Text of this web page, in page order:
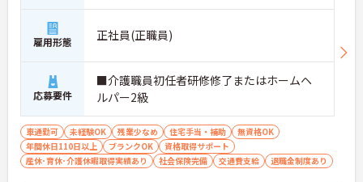
雇用形態 正社員(正職員)
応募要件
■介護職員初任者研修修了またはホームヘ
ルパー2級
車通勤可 未経験OK 残業少なめ 住宅手当・補助
無資格OK
年間休日110日以上
ブランクOK
資格取得サポート
産休･育休･介護休暇取得実績あり
社会保険完備 交通費支給 退職金制度あり